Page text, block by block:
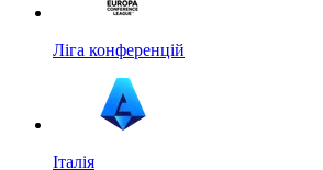
Ліга конференцій
Італія